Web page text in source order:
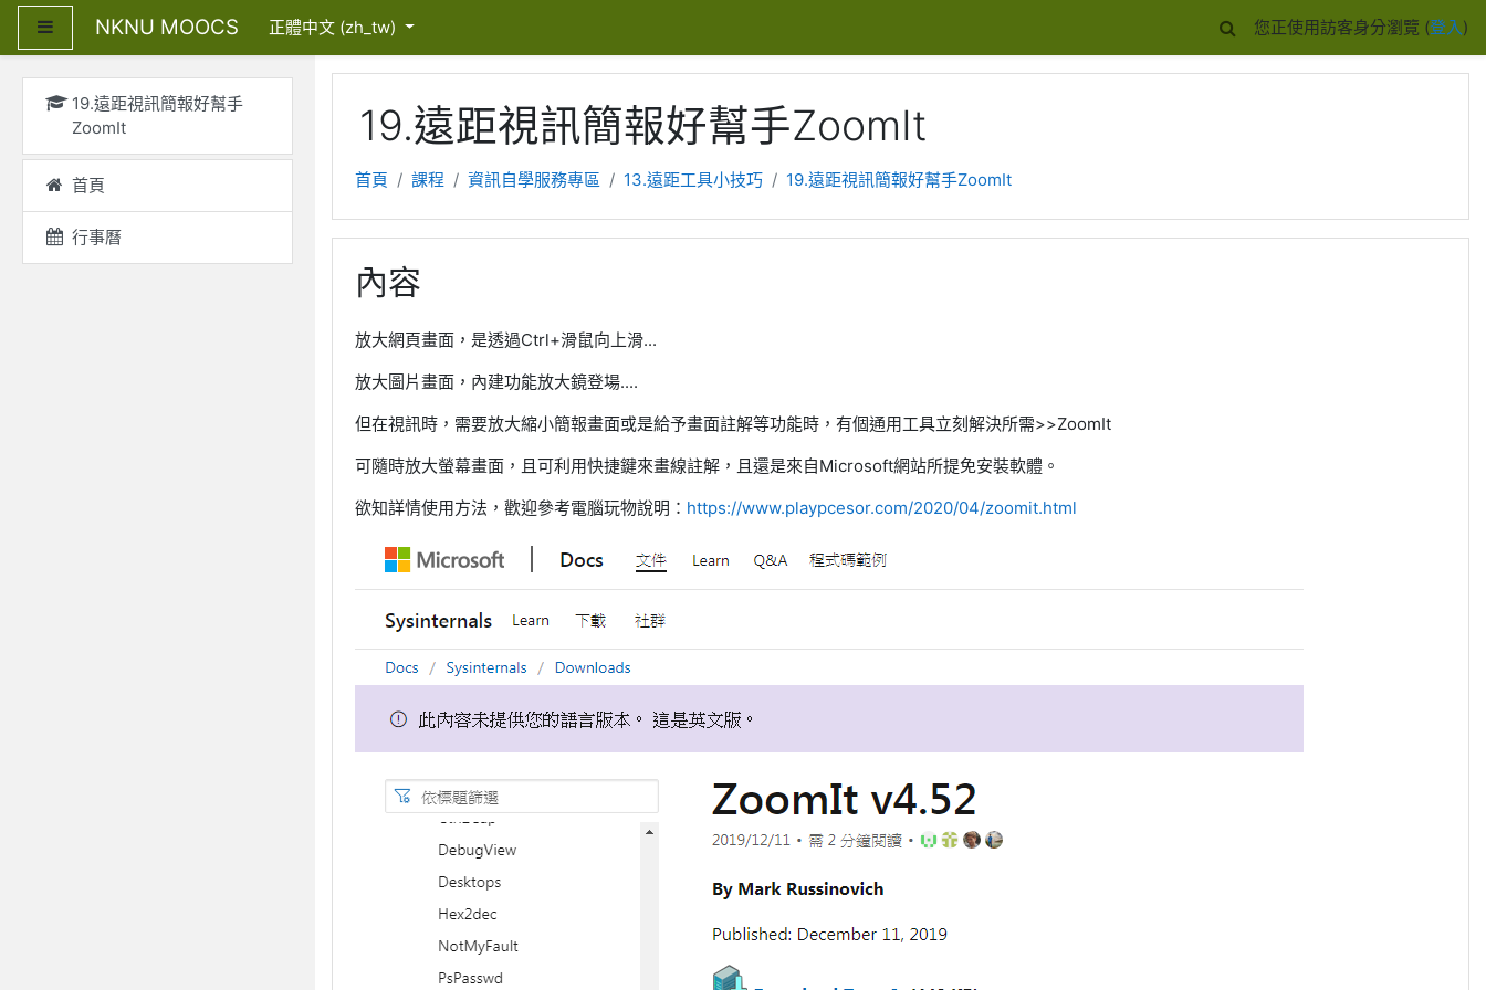
NKNU MOOCS 正體中文 ‎(zh_tw)‎ 您正使用訪客身分瀏覽 (登入)
19.遠距視訊簡報好幫手
ZoomIt
首頁
行事曆
19.遠距視訊簡報好幫手ZoomIt
首頁 課程 資訊自學服務專區 13.遠距工具小技巧 19.遠距視訊簡報好幫手ZoomIt
內容
放大網頁畫面，是透過Ctrl+滑鼠向上滑...
放大圖片畫面，內建功能放大鏡登場....
但在視訊時，需要放大縮小簡報畫面或是給予畫面註解等功能時，有個通用工具立刻解決所需>>ZoomIt
可隨時放大螢幕畫面，且可利用快捷鍵來畫線註解，且還是來自Microsoft網站所提免安裝軟體。
欲知詳情使用方法，歡迎參考電腦玩物說明： https://www.playpcesor.com/2020/04/zoomit.html